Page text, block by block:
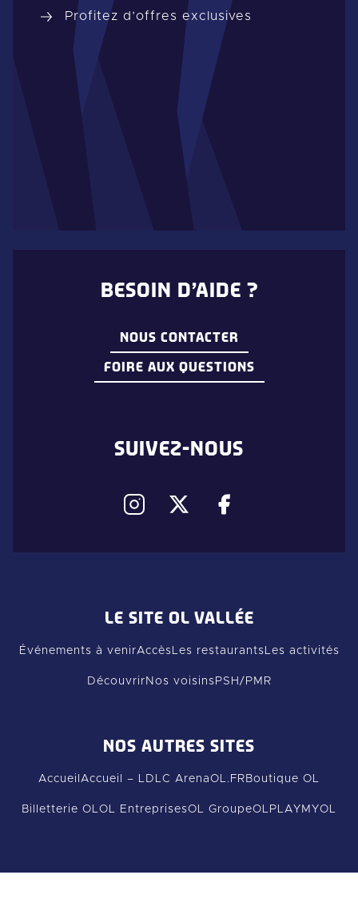
Profitez d’offres exclusives
BESOIN D’AIDE ?
NOUS CONTACTER
FOIRE AUX QUESTIONS
SUIVEZ-NOUS
LE SITE OL VALLÉE
Événements à venirAccèsLes restaurantsLes activités
Découvrir Nos voisins PSH/PMR
NOS AUTRES SITES
Accueil Accueil – LDLC ArenaOL.FR Boutique OL
Billetterie OLOL EntreprisesOL GroupeOLPLAY MYOL